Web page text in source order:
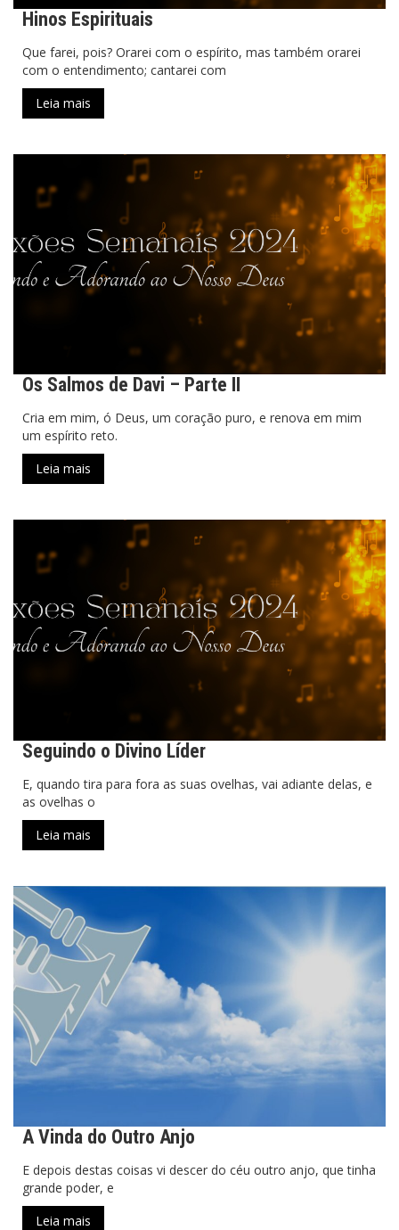
Hinos Espirituais
Que farei, pois? Orarei com o espírito, mas também orarei
com o entendimento; cantarei com
Leia mais
Os Salmos de Davi – Parte II
Cria em mim, ó Deus, um coração puro, e renova em mim
um espírito reto.
Leia mais
Seguindo o Divino Líder
E, quando tira para fora as suas ovelhas, vai adiante delas, e
as ovelhas o
Leia mais
A Vinda do Outro Anjo
E depois destas coisas vi descer do céu outro anjo, que tinha
grande poder, e
Leia mais